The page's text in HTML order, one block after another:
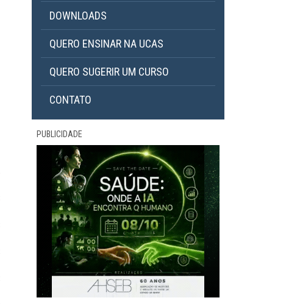
DOWNLOADS
QUERO ENSINAR NA UCAS
QUERO SUGERIR UM CURSO
CONTATO
PUBLICIDADE